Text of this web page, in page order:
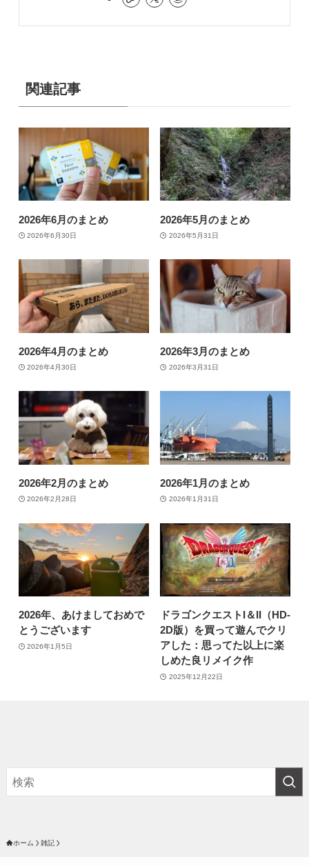
関連記事
2026年6月のまとめ
2026年6月30日
2026年5月のまとめ
2026年5月31日
2026年4月のまとめ
2026年4月30日
2026年3月のまとめ
2026年3月31日
2026年2月のまとめ
2026年2月28日
2026年1月のまとめ
2026年1月31日
2026年、あけましておめで
とうございます
2026年1月5日
ドラゴンクエストI＆II（HD-
2D版）を買って遊んでクリ
アした：思ってた以上に楽
しめた良リメイク作
2025年12月22日
ホーム 雑記